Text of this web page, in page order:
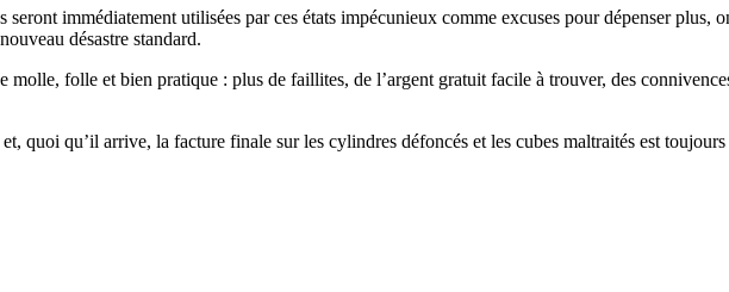
immédiatement utilisées par ces états impécunieux comme excuses pour dépenser plus,
désastre standard.
molle, folle et bien pratique : plus de faillites, de l’argent gratuit facile à trouver, des
quoi qu’il arrive, la facture finale sur les cylindres défoncés et les cubes maltraités est